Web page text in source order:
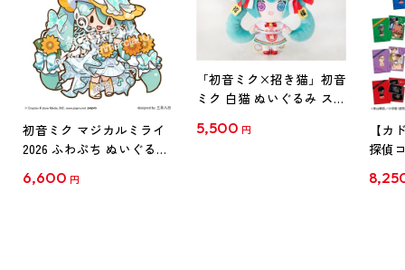
初音ミク マジカルミライ
2026 ふわぷち ぬいぐるみ
6,600 円
「初音ミク×招き猫」初音
ミク 白猫 ぬいぐるみ スタ
5,500 円
【カ
探偵
クリ